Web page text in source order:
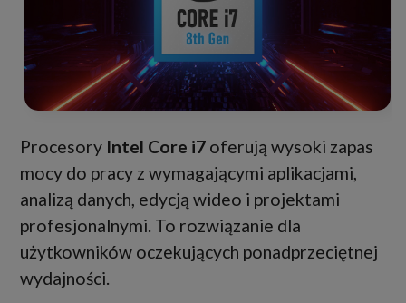
Procesory Intel Core i7 oferują wysoki zapas
mocy do pracy z wymagającymi aplikacjami,
analizą danych, edycją wideo i projektami
profesjonalnymi. To rozwiązanie dla
użytkowników oczekujących ponadprzeciętnej
wydajności.